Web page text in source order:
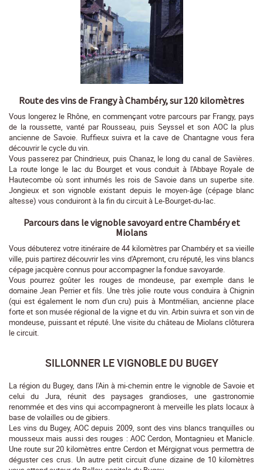
Route des vins de Frangy à Chambéry, sur 120 kilomètres
Vous longerez le Rhône, en commençant votre parcours par Frangy, pays
de la roussette, vanté par Rousseau, puis Seyssel et son AOC la plus
ancienne de Savoie. Ruffieux suivra et la cave de Chantagne vous fera
découvrir le cycle du vin.
Vous passerez par Chindrieux, puis Chanaz, le long du canal de Savières.
La route longe le lac du Bourget et vous conduit à l'Abbaye Royale de
Hautecombe où sont inhumés les rois de Savoie dans un superbe site.
Jongieux et son vignoble existant depuis le moyen-âge (cépage blanc
altesse) vous conduiront à la fin du circuit à Le-Bourget-du-lac.
Parcours dans le vignoble savoyard entre Chambéry et
Miolans
Vous débuterez votre itinéraire de 44 kilomètres par Chambéry et sa vieille
ville, puis partirez découvrir les vins d'Apremont, cru réputé, les vins blancs
cépage jacquère connus pour accompagner la fondue savoyarde.
Vous pourrez goûter les rouges de mondeuse, par exemple dans le
domaine Jean Perrier et fils. Une très jolie route vous conduira à Chignin
(qui est également le nom d'un cru) puis à Montmélian, ancienne place
forte et son musée régional de la vigne et du vin. Arbin suivra et son vin de
mondeuse, puissant et réputé. Une visite du château de Miolans clôturera
le circuit.
SILLONNER LE VIGNOBLE DU BUGEY
La région du Bugey, dans l'Ain à mi-chemin entre le vignoble de Savoie et
celui du Jura, réunit des paysages grandioses, une gastronomie
renommée et des vins qui accompagneront à merveille les plats locaux à
base de volailles ou de gibiers.
Les vins du Bugey, AOC depuis 2009, sont des vins blancs tranquilles ou
mousseux mais aussi des rouges : AOC Cerdon, Montagnieu et Manicle.
Une route sur 20 kilomètres entre Cerdon et Mérgignat vous permettra de
déguster ces crus. Un autre petit circuit d'une dizaine de 10 kilomètres